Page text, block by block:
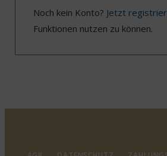
Noch kein Konto? Jetzt
Funktionen nutzen zu können.